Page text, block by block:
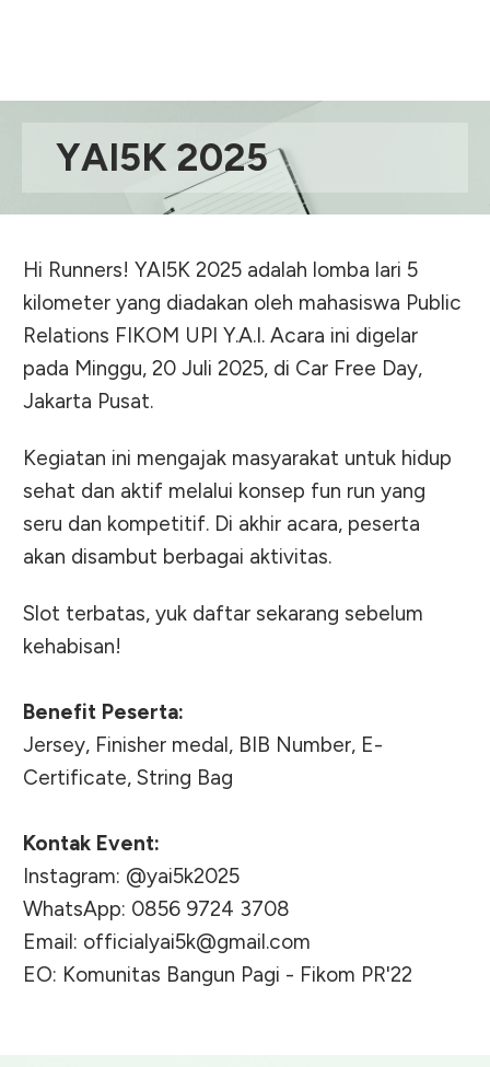
YAI5K 2025
Hi Runners! YAI5K 2025 adalah lomba lari 5
kilometer yang diadakan oleh mahasiswa Public
Relations FIKOM UPI Y.A.I. Acara ini digelar
pada Minggu, 20 Juli 2025, di Car Free Day,
Jakarta Pusat.
Kegiatan ini mengajak masyarakat untuk hidup
sehat dan aktif melalui konsep fun run yang
seru dan kompetitif. Di akhir acara, peserta
akan disambut berbagai aktivitas.
Slot terbatas, yuk daftar sekarang sebelum
kehabisan!
Benefit Peserta:
Jersey, Finisher medal, BIB Number, E-
Certificate, String Bag
Kontak Event:
Instagram: @yai5k2025
WhatsApp: 0856 9724 3708
Email: officialyai5k@gmail.com
EO: Komunitas Bangun Pagi - Fikom PR'22